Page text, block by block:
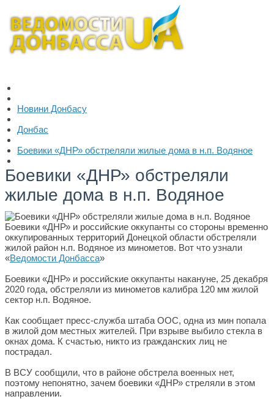
Новини Донбасу
Донбас
Боевики «ДНР» обстреляли жилые дома в н.п. Водяное
Боевики «ДНР» обстреляли
жилые дома в н.п. Водяное
Боевики «ДНР» и российские оккупанты со стороны временно
оккупированных территорий Донецкой области обстреляли
жилой район н.п. Водяное из минометов. Вот что узнали
«Ведомости Донбасса»
Боевики «ДНР» и российские оккупанты накануне, 25 декабря
2020 года, обстреляли из минометов калибра 120 мм жилой
сектор н.п. Водяное.
Как сообщает пресс-служба штаба ООС, одна из мин попала
в жилой дом местных жителей. При взрыве выбило стекла в
окнах дома. К счастью, никто из гражданских лиц не
пострадал.
В ВСУ сообщили, что в районе обстрела военных нет,
поэтому непонятно, зачем боевики «ДНР» стреляли в этом
направлении.